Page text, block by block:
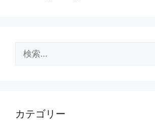
索:
カテゴリー